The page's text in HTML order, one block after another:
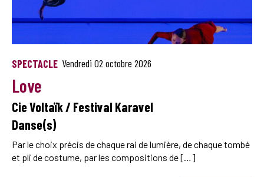
SPECTACLE Vendredi 02 octobre 2026
Love
Cie Voltaïk / Festival Karavel
Danse(s)
Par le choix précis de chaque rai de lumière, de chaque tombé
et pli de costume, par les compositions de […]